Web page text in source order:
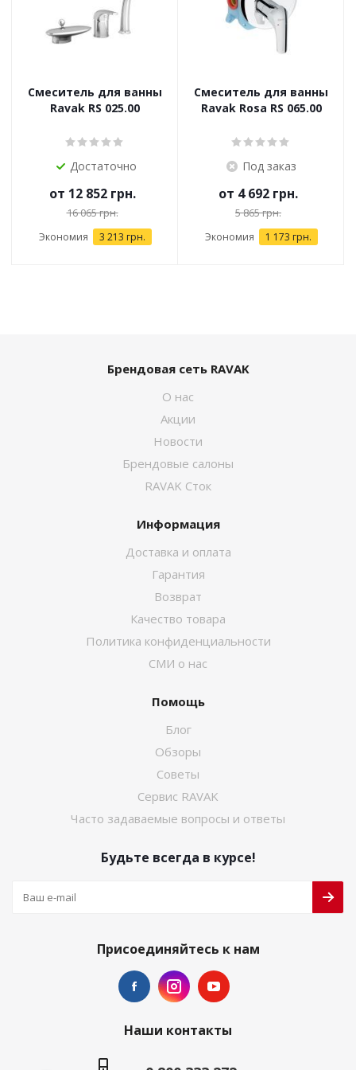
Смеситель для ванны
Ravak RS 025.00
Достаточно
от 12 852 грн.
16 065 грн.
Экономия 3 213 грн.
Смеситель для ванны
Ravak Rosa RS 065.00
Под заказ
от 4 692 грн.
5 865 грн.
Экономия 1 173 грн.
Брендовая сеть RAVAK
О нас
Акции
Новости
Брендовые салоны
RAVAK Сток
Информация
Доставка и оплата
Гарантия
Возврат
Качество товара
Политика конфиденциальности
СМИ о нас
Помощь
Блог
Обзоры
Советы
Сервис RAVAK
Часто задаваемые вопросы и ответы
Будьте всегда в курсе!
Присоединяйтесь к нам
Наши контакты